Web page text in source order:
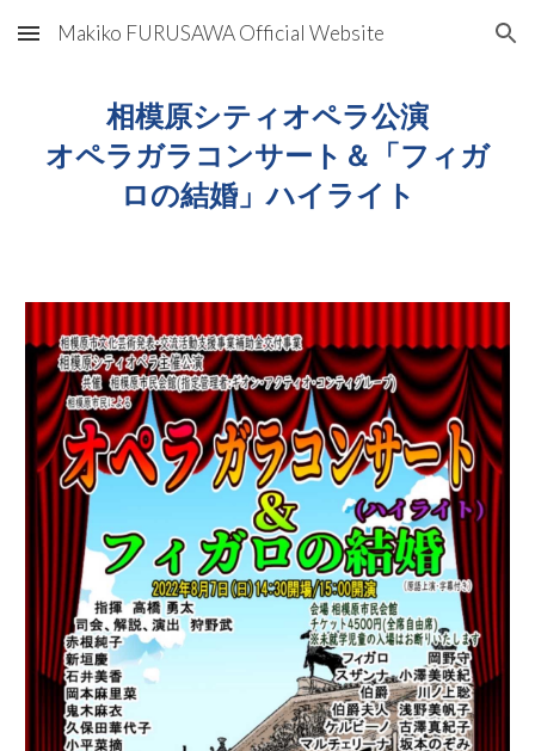
Skip to main content Skip to navigation
Makiko FURUSAWA Official Website
相模原シティオペラ公演
オペラガラコンサート＆「フィガ
ロの結婚」ハイライト